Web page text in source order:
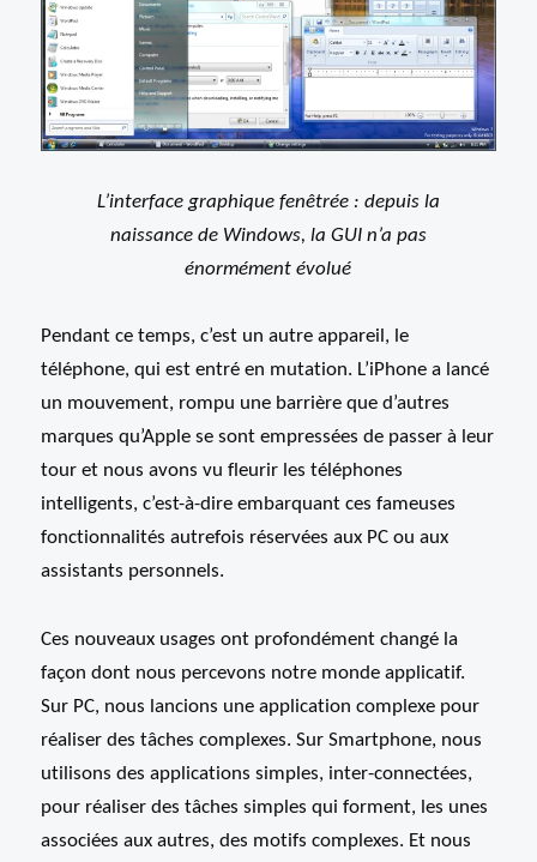
L’interface graphique fenêtrée : depuis la
naissance de Windows, la GUI n’a pas
énormément évolué
Pendant ce temps, c’est un autre appareil, le
téléphone, qui est entré en mutation. L’iPhone a lancé
un mouvement, rompu une barrière que d’autres
marques qu’Apple se sont empressées de passer à leur
tour et nous avons vu fleurir les téléphones
intelligents, c’est-à-dire embarquant ces fameuses
fonctionnalités autrefois réservées aux PC ou aux
assistants personnels.
Ces nouveaux usages ont profondément changé la
façon dont nous percevons notre monde applicatif.
Sur PC, nous lancions une application complexe pour
réaliser des tâches complexes. Sur Smartphone, nous
utilisons des applications simples, inter-connectées,
pour réaliser des tâches simples qui forment, les unes
associées aux autres, des motifs complexes. Et nous